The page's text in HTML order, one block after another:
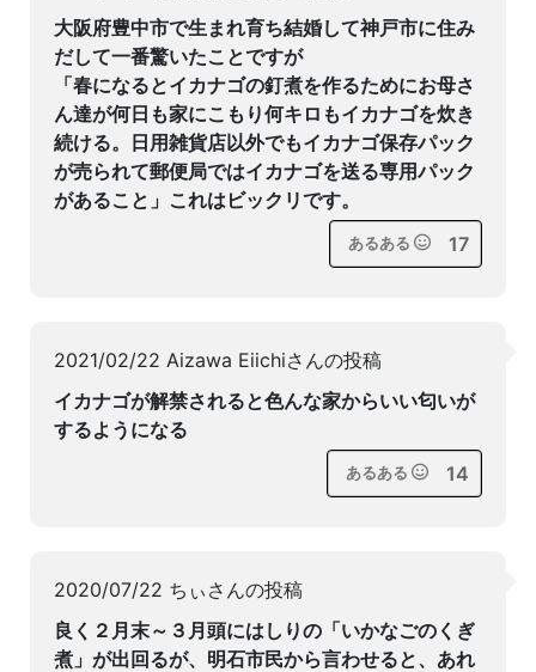
大阪府豊中市で生まれ育ち結婚して神戸市に住み
だして一番驚いたことですが
「春になるとイカナゴの釘煮を作るためにお母さ
ん達が何日も家にこもり何キロもイカナゴを炊き
続ける。日用雑貨店以外でもイカナゴ保存パック
が売られて郵便局ではイカナゴを送る専用パック
があること」これはビックリです。
あるある 17
2021/02/22 Aizawa Eiichiさんの投稿
イカナゴが解禁されると色んな家からいい匂いが
するようになる
あるある 14
2020/07/22 ちぃさんの投稿
良く２月末～３月頭にはしりの「いかなごのくぎ
煮」が出回るが、明石市民から言わせると、あれ